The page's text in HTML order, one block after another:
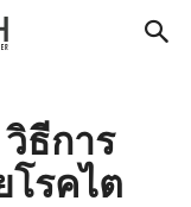
ธีการ
รคไต